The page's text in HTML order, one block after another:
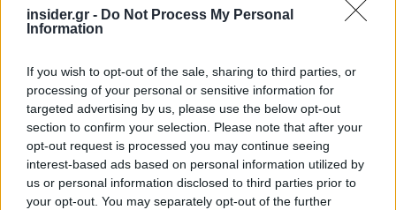
insider.gr - Do Not Process My Personal
Information
If you wish to opt-out of the sale, sharing to third parties, or
processing of your personal or sensitive information for
targeted advertising by us, please use the below opt-out
section to confirm your selection. Please note that after your
opt-out request is processed you may continue seeing
interest-based ads based on personal information utilized by
us or personal information disclosed to third parties prior to
your opt-out. You may separately opt-out of the further
Η διάμεση ηλικία των κρουσμάτων είναι 35 έτη
(εύρος 0,2 έως 106 έτη), ενώ η διάμεση ηλικία των